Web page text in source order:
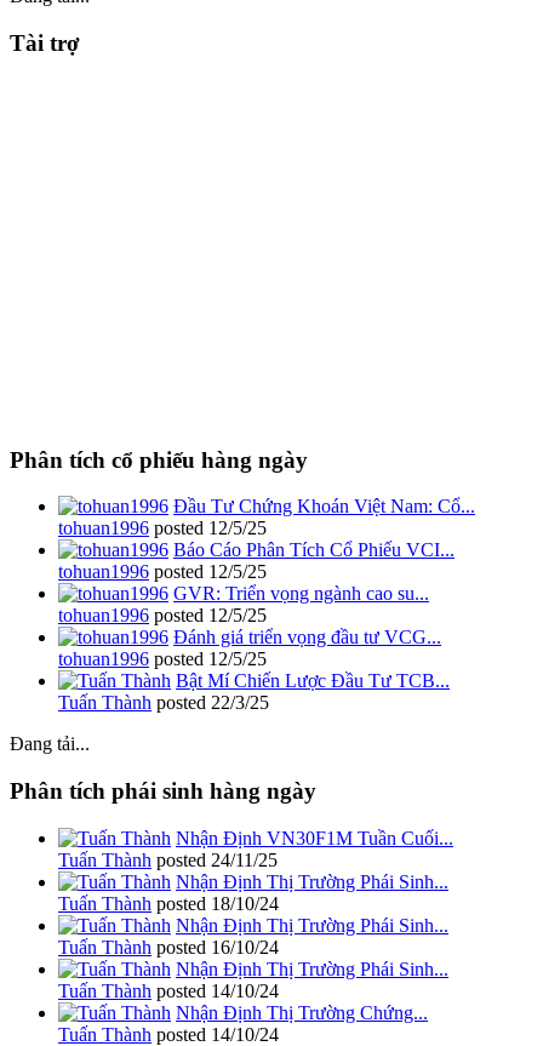
Tài trợ
Phân tích cổ phiếu hàng ngày
Đầu Tư Chứng Khoán Việt Nam: Cổ...
tohuan1996 posted 12/5/25
Báo Cáo Phân Tích Cổ Phiếu VCI...
tohuan1996 posted 12/5/25
GVR: Triển vọng ngành cao su...
tohuan1996 posted 12/5/25
Đánh giá triển vọng đầu tư VCG...
tohuan1996 posted 12/5/25
Bật Mí Chiến Lược Đầu Tư TCB...
Tuấn Thành posted 22/3/25
Đang tải...
Phân tích phái sinh hàng ngày
Nhận Định VN30F1M Tuần Cuối...
Tuấn Thành posted 24/11/25
Nhận Định Thị Trường Phái Sinh...
Tuấn Thành posted 18/10/24
Nhận Định Thị Trường Phái Sinh...
Tuấn Thành posted 16/10/24
Nhận Định Thị Trường Phái Sinh...
Tuấn Thành posted 14/10/24
Nhận Định Thị Trường Chứng...
Tuấn Thành posted 14/10/24